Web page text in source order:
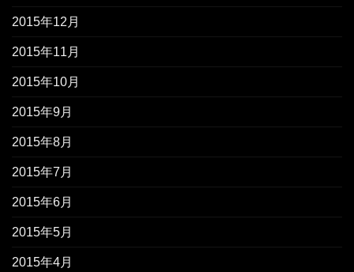
2015年12月
2015年11月
2015年10月
2015年9月
2015年8月
2015年7月
2015年6月
2015年5月
2015年4月